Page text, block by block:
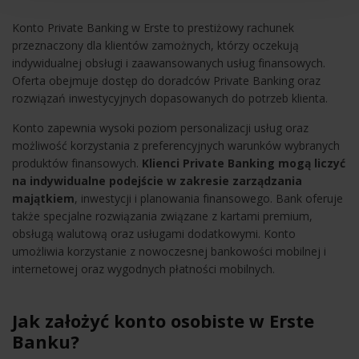
Konto Private Banking w Erste to prestiżowy rachunek
przeznaczony dla klientów zamożnych, którzy oczekują
indywidualnej obsługi i zaawansowanych usług finansowych.
Oferta obejmuje dostęp do doradców Private Banking oraz
rozwiązań inwestycyjnych dopasowanych do potrzeb klienta.
Konto zapewnia wysoki poziom personalizacji usług oraz
możliwość korzystania z preferencyjnych warunków wybranych
produktów finansowych. Klienci Private Banking mogą liczyć
na indywidualne podejście w zakresie zarządzania
majątkiem, inwestycji i planowania finansowego. Bank oferuje
także specjalne rozwiązania związane z kartami premium,
obsługą walutową oraz usługami dodatkowymi. Konto
umożliwia korzystanie z nowoczesnej bankowości mobilnej i
internetowej oraz wygodnych płatności mobilnych.
Jak założyć konto osobiste w Erste
Banku?